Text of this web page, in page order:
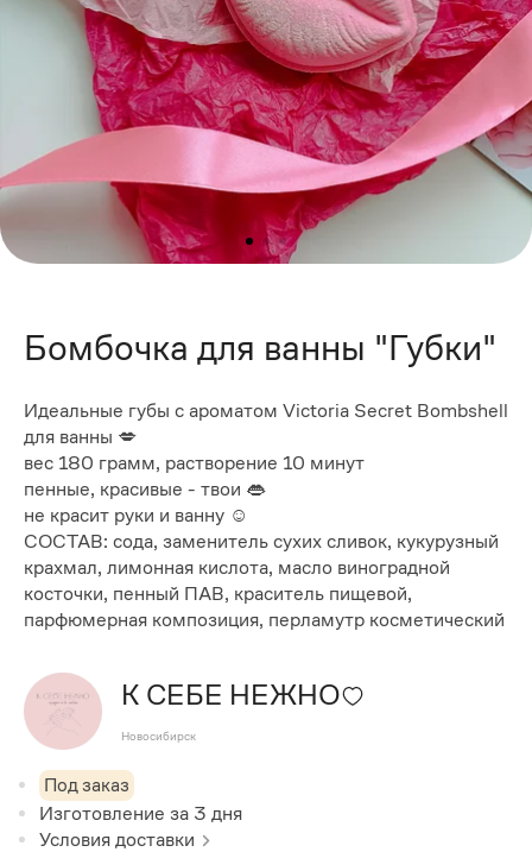
Бомбочка для ванны "Губки"
Идеальные губы с ароматом Victoria Secret Bombshell
для ванны 💋
вес 180 грамм, растворение 10 минут
пенные, красивые - твои 👄
не красит руки и ванну ☺
СОСТАВ: сода, заменитель сухих сливок, кукурузный
крахмал, лимонная кислота, масло виноградной
косточки, пенный ПАВ, краситель пищевой,
парфюмерная композиция, перламутр косметический
К СЕБЕ НЕЖНО
Новосибирск
Под заказ
Изготовление за 3 дня
Условия доставки